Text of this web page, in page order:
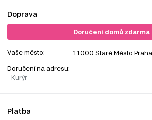
Doprava
Doručení domů zdarma
Vaše město: 11000 Staré Město Praha
Doručení na adresu:
- Kurýr
Platba